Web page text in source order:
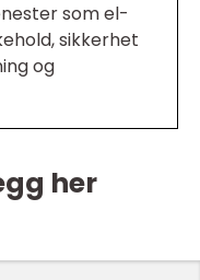
som el-
sikkerhet
og
her